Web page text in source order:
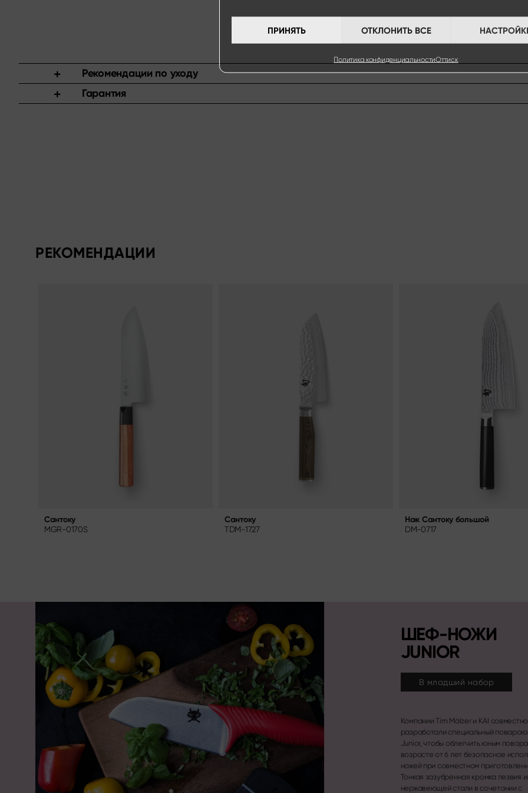
ПРИНЯТЬ ОТКЛОНИТЬ ВСЕ
Политика конфиденциальностиОттиск
Рекомендации по уходу
Гарантия
РЕКОМЕНДАЦИИ
Сантоку
MGR-0170S
Сантоку
TDM-1727
Нож Сантоку большой
DM-0717
ШЕФ-НОЖИ
JUNIOR
В младший набор
Компании Tim Mälzer и KAI совместно
разработали специальный
Junior, чтобы облегчить юным
возрасте от 6 лет безопасное
ножей при совместном
Тонкая зазубренная кромка лезвия
нержавеющей стали в сочетании с
закругленным, тупым кончиком лезвия и гибкой
защитой для пальцев